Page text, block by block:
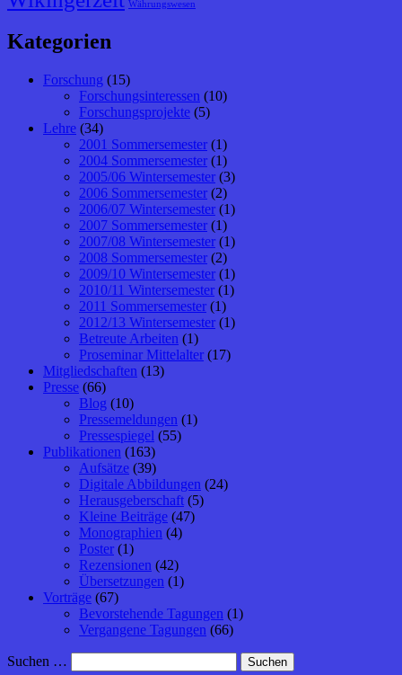
Währungswesen
Kategorien
Forschung (15)
Forschungsinteressen (10)
Forschungsprojekte (5)
Lehre (34)
2001 Sommersemester (1)
2004 Sommersemester (1)
2005/06 Wintersemester (3)
2006 Sommersemester (2)
2006/07 Wintersemester (1)
2007 Sommersemester (1)
2007/08 Wintersemester (1)
2008 Sommersemester (2)
2009/10 Wintersemester (1)
2010/11 Wintersemester (1)
2011 Sommersemester (1)
2012/13 Wintersemester (1)
Betreute Arbeiten (1)
Proseminar Mittelalter (17)
Mitgliedschaften (13)
Presse (66)
Blog (10)
Pressemeldungen (1)
Pressespiegel (55)
Publikationen (163)
Aufsätze (39)
Digitale Abbildungen (24)
Herausgeberschaft (5)
Kleine Beiträge (47)
Monographien (4)
Poster (1)
Rezensionen (42)
Übersetzungen (1)
Vorträge (67)
Bevorstehende Tagungen (1)
Vergangene Tagungen (66)
Suchen …